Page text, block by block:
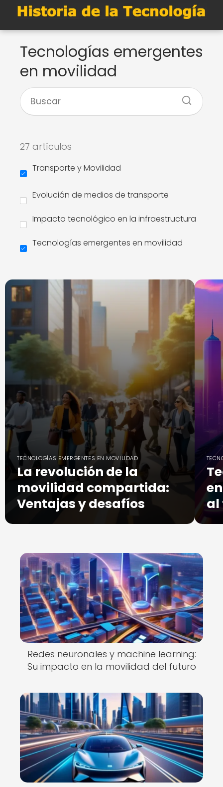
Tecnologías emergentes
en movilidad
27 artículos
Transporte y Movilidad
Evolución de medios de transporte
Impacto tecnológico en la infraestructura
Tecnologías emergentes en movilidad
TECNOLOGÍAS EMERGENTES EN MOVILIDAD
La revolución de la
movilidad compartida:
Ventajas y desafíos
al
Redes neuronales y machine learning:
Su impacto en la movilidad del futuro